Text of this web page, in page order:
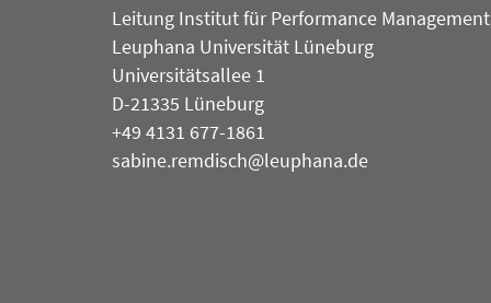
Leitung Institut für Performance Management
Leuphana Universität Lüneburg
Universitätsallee 1
D-21335 Lüneburg
+49 4131 677-1861
sabine.remdisch@leuphana.de